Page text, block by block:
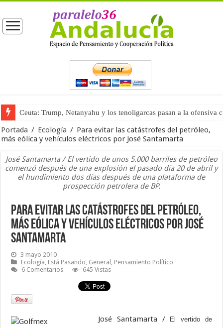
La masificación turística (tercera parte)
Portada / Ecología / Para evitar las catástrofes del petróleo,
más eólica y vehículos eléctricos por José Santamarta
José Santamarta / El vertido de unos 5.000 barriles de petróleo
comenzó después de una explosión el pasado día 20 de abril y
el hundimiento dos días después de una plataforma de
prospección petrolera de BP.
Para evitar las catástrofes del petróleo,
más eólica y vehículos eléctricos por José
Santamarta
3 mayo 2010
Ecología, Está Pasando, General , Pensamiento Político
6 Comentarios
645 Vistas
José Santamarta /
El vertido de